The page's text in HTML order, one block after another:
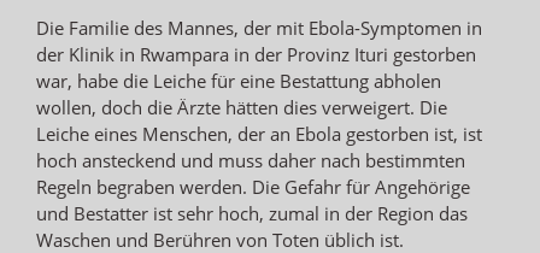
Die Familie des Mannes, der mit Ebola-Symptomen in
der Klinik in Rwampara in der Provinz Ituri gestorben
war, habe die Leiche für eine Bestattung abholen
wollen, doch die Ärzte hätten dies verweigert. Die
Leiche eines Menschen, der an Ebola gestorben ist, ist
hoch ansteckend und muss daher nach bestimmten
Regeln begraben werden. Die Gefahr für Angehörige
und Bestatter ist sehr hoch, zumal in der Region das
Waschen und Berühren von Toten üblich ist.